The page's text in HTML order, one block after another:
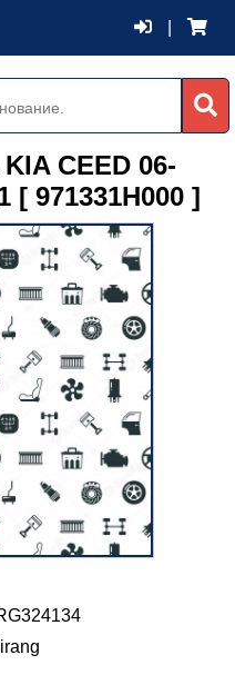
CEED 06-
[ 971331H000 ]